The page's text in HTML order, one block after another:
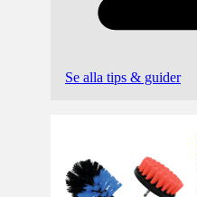
Se alla tips & guider